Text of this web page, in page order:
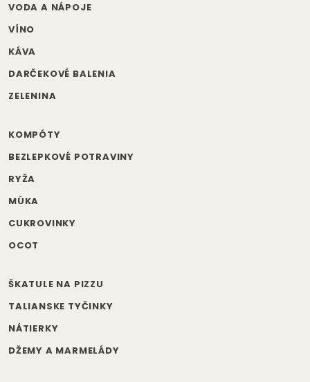
VODA A NÁPOJE
VÍNO
KÁVA
DARČEKOVÉ BALENIA
ZELENINA
KOMPÓTY
BEZLEPKOVÉ POTRAVINY
RYŽA
MÚKA
CUKROVINKY
OCOT
ŠKATULE NA PIZZU
TALIANSKE TYČINKY
NÁTIERKY
DŽEMY A MARMELÁDY